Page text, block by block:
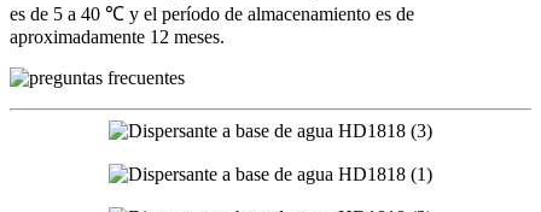
es de 5 a 40 ℃ y el período de almacenamiento es de
aproximadamente 12 meses.